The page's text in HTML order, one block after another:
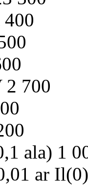
700
ala) 1
ar Il(0)